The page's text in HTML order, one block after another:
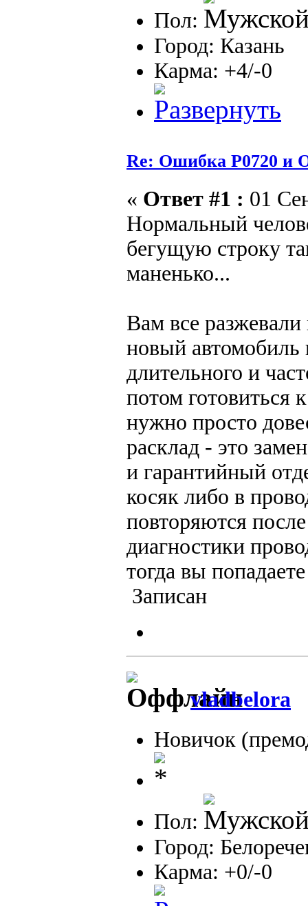
Пол:
Город: Казань
Карма: +4/-0
Re: Ошибка P0720 и
« Ответ #1 : 01
Нормальный
бегущую строку
маненько...
Вам все разжевали
новый автомобиль
длительного и
потом готовиться
нужно просто
расклад - это
и гарантийный
косяк либо в
повторяются
диагностики
тогда вы
Записан
vladbelora
Новичок
Пол:
Город:
Карма: +0/-0